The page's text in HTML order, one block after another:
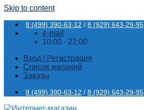
Skip to content
8 (499) 390-63-12 / 8 (929) 643-29-95
e-mail
10:00 - 22:00
Вход / Регистрация
Список желаний
Заказы
8 (499) 390-63-12 / 8 (929) 643-29-95